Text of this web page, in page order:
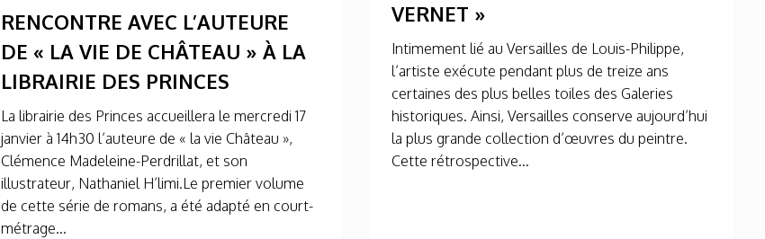
RENCONTRE AVEC L’AUTEURE
DE « LA VIE DE CHÂTEAU » À LA
LIBRAIRIE DES PRINCES
La librairie des Princes accueillera le mercredi 17
janvier à 14h30 l’auteure de « la vie Château »,
Clémence Madeleine-Perdrillat, et son
illustrateur, Nathaniel H’limi.Le premier volume
de cette série de romans, a été adapté en court-
métrage...
VERNET »
Intimement lié au Versailles de Louis-Philippe,
l’artiste exécute pendant plus de treize ans
certaines des plus belles toiles des Galeries
historiques. Ainsi, Versailles conserve aujourd’hui
la plus grande collection d’œuvres du peintre.
Cette rétrospective...